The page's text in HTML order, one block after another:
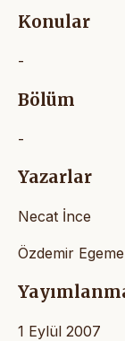
Konular
-
Bölüm
-
Yazarlar
Necat İnce
Özdemir
1 Eylül 2007